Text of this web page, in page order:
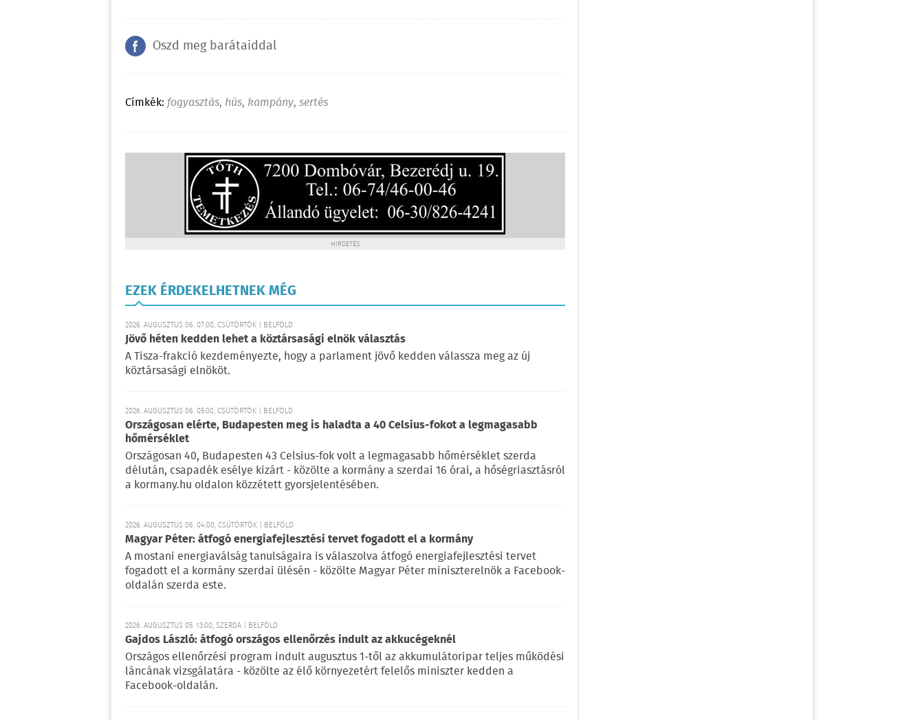
Oszd meg barátaiddal
Címkék: fogyasztás, hús, kampány, sertés
HIRDETÉS
EZEK ÉRDEKELHETNEK MÉG
2026. AUGUSZTUS 06. 07:00, CSÜTÖRTÖK | BELFÖLD
Jövő héten kedden lehet a köztársasági elnök választás
A Tisza-frakció kezdeményezte, hogy a parlament jövő kedden válassza meg az új
köztársasági elnököt.
2026. AUGUSZTUS 06. 05:00, CSÜTÖRTÖK | BELFÖLD
Országosan elérte, Budapesten meg is haladta a 40 Celsius-fokot a legmagasabb
hőmérséklet
Országosan 40, Budapesten 43 Celsius-fok volt a legmagasabb hőmérséklet szerda
délután, csapadék esélye kizárt - közölte a kormány a szerdai 16 órai, a hőségriasztásról
a kormany.hu oldalon közzétett gyorsjelentésében.
2026. AUGUSZTUS 06. 04:00, CSÜTÖRTÖK | BELFÖLD
Magyar Péter: átfogó energiafejlesztési tervet fogadott el a kormány
A mostani energiaválság tanulságaira is válaszolva átfogó energiafejlesztési tervet
fogadott el a kormány szerdai ülésén - közölte Magyar Péter miniszterelnök a Facebook-
oldalán szerda este.
2026. AUGUSZTUS 05. 13:00, SZERDA | BELFÖLD
Gajdos László: átfogó országos ellenőrzés indult az akkucégeknél
Országos ellenőrzési program indult augusztus 1-től az akkumulátoripar teljes működési
láncának vizsgálatára - közölte az élő környezetért felelős miniszter kedden a
Facebook-oldalán.